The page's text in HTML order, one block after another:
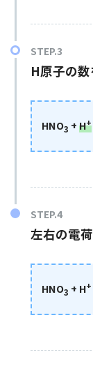
H原子の
HNO3 +H+
左右の電
HNO3 + H+